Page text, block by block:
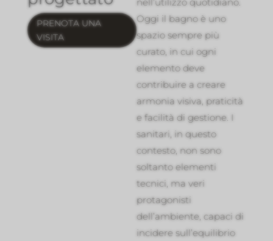
PRENOTA UNA
VISITA
nell’utilizzo quotidiano.
Oggi il bagno è uno
spazio sempre più
curato, in cui ogni
elemento deve
contribuire a creare
armonia visiva, praticità
e facilità di gestione. I
sanitari, in questo
contesto, non sono
soltanto elementi
tecnici, ma veri
protagonisti
dell’ambiente, capaci di
incidere sull’equilibrio